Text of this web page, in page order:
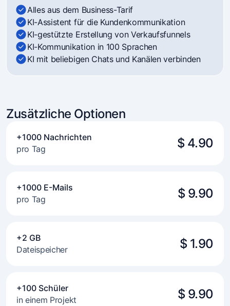
Alles aus dem Business-Tarif
KI-Assistent für die Kundenkommunikation
KI-gestützte Erstellung von Verkaufsfunnels
KI-Kommunikation in 100 Sprachen
KI mit beliebigen Chats und Kanälen verbinden
Zusätzliche Optionen
+1000 Nachrichten
pro Tag
$ 4.90
+1000 E-Mails
pro Tag
$ 9.90
+2 GB
Dateispeicher
$ 1.90
+100 Schüler
in einem Projekt
$ 9.90